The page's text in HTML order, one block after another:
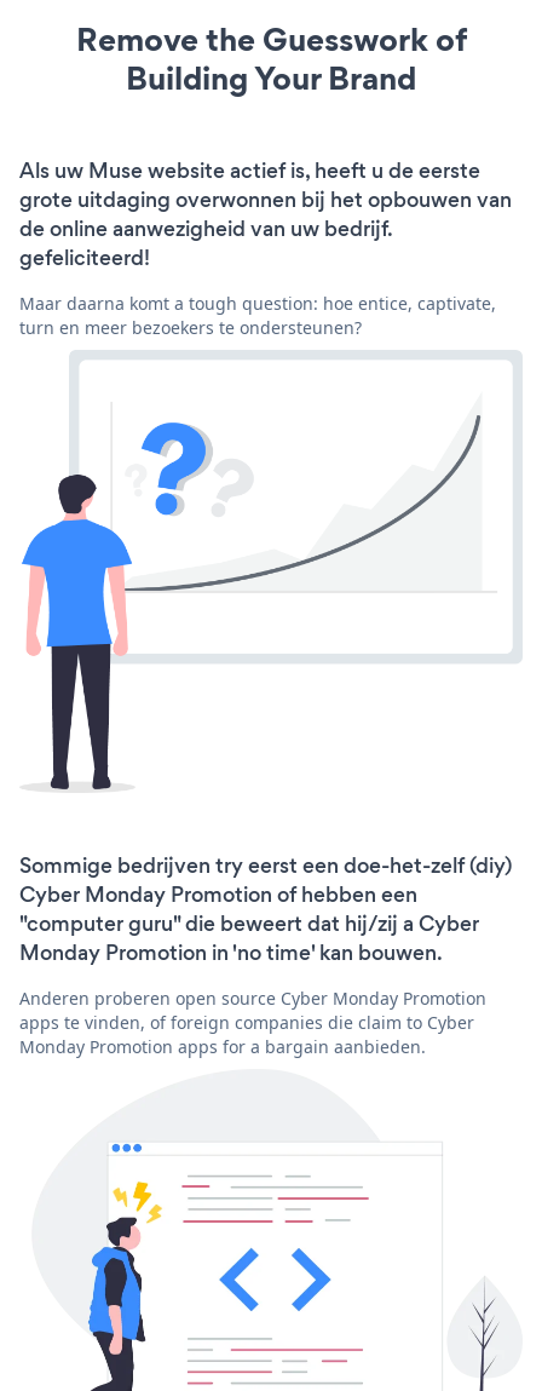
Remove the Guesswork of
Building Your Brand
Als uw Muse website actief is, heeft u de eerste
grote uitdaging overwonnen bij het opbouwen van
de online aanwezigheid van uw bedrijf.
gefeliciteerd!
Maar daarna komt a tough question: hoe entice, captivate,
turn en meer bezoekers te ondersteunen?
Sommige bedrijven try eerst een doe-het-zelf (diy)
Cyber Monday Promotion of hebben een
"computer guru" die beweert dat hij/zij a Cyber
Monday Promotion in 'no time' kan bouwen.
Anderen proberen open source Cyber Monday Promotion
apps te vinden, of foreign companies die claim to Cyber
Monday Promotion apps for a bargain aanbieden.